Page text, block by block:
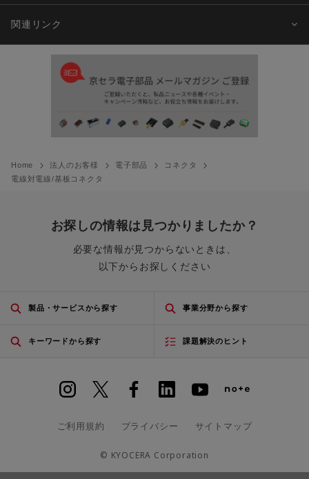
関連リンク
Home 法人のお客様 電子部品
コネクタ
電線対電線/基板コネクタ
お探しの情報は見つかりましたか？
必要な情報が見つからないときは、
以下からお探しください
製品・サービスから探す 事業分野から探す
キーワードから探す 課題解決のヒント
ご利用規約 プライバシー サイトマップ
© KYOCERA Corporation